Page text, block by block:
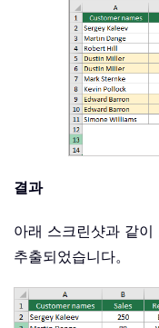
결과
아래 스크린샷과 같
추출되었습니다。